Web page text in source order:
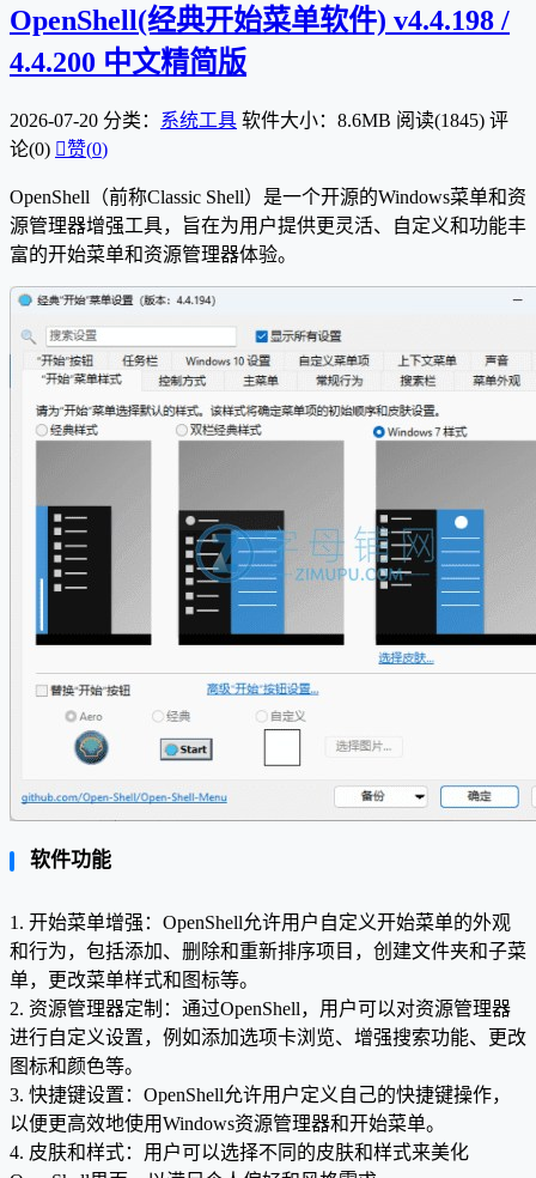
OpenShell(经典开始菜单软件) v4.4.198 /
4.4.200 中文精简版
2026-07-20 分类： 系统工具 软件大小：8.6MB 阅读(1845) 评
论(0) 赞(0)
OpenShell（前称Classic Shell）是一个开源的Windows菜单和资
源管理器增强工具，旨在为用户提供更灵活、自定义和功能丰
富的开始菜单和资源管理器体验。
软件功能
1. 开始菜单增强：OpenShell允许用户自定义开始菜单的外观
和行为，包括添加、删除和重新排序项目，创建文件夹和子菜
单，更改菜单样式和图标等。
2. 资源管理器定制：通过OpenShell，用户可以对资源管理器
进行自定义设置，例如添加选项卡浏览、增强搜索功能、更改
图标和颜色等。
3. 快捷键设置：OpenShell允许用户定义自己的快捷键操作，
以便更高效地使用Windows资源管理器和开始菜单。
4. 皮肤和样式：用户可以选择不同的皮肤和样式来美化